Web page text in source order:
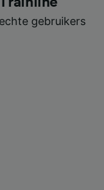
gebruikers